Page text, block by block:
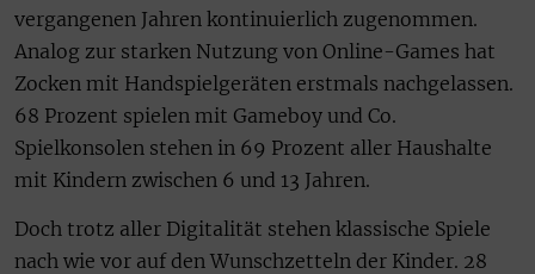
vergangenen Jahren kontinuierlich zugenommen.
Analog zur starken Nutzung von Online-Games hat
Zocken mit Handspielgeräten erstmals nachgelassen.
68 Prozent spielen mit Gameboy und Co.
Spielkonsolen stehen in 69 Prozent aller Haushalte
mit Kindern zwischen 6 und 13 Jahren.
Doch trotz aller Digitalität stehen klassische Spiele
nach wie vor auf den Wunschzetteln der Kinder. 28